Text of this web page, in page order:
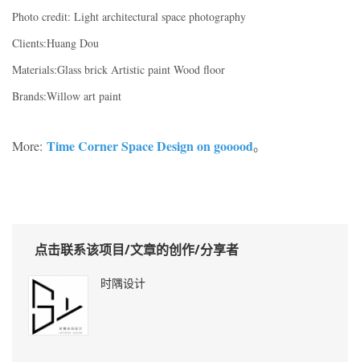
Photo credit: Light architectural space photography
Clients:Huang Dou
Materials:Glass brick Artistic paint Wood floor
Brands:Willow art paint
More: Time Corner Space Design on gooood。
点击联系该项目/文章的创作/分享者
时隅设计